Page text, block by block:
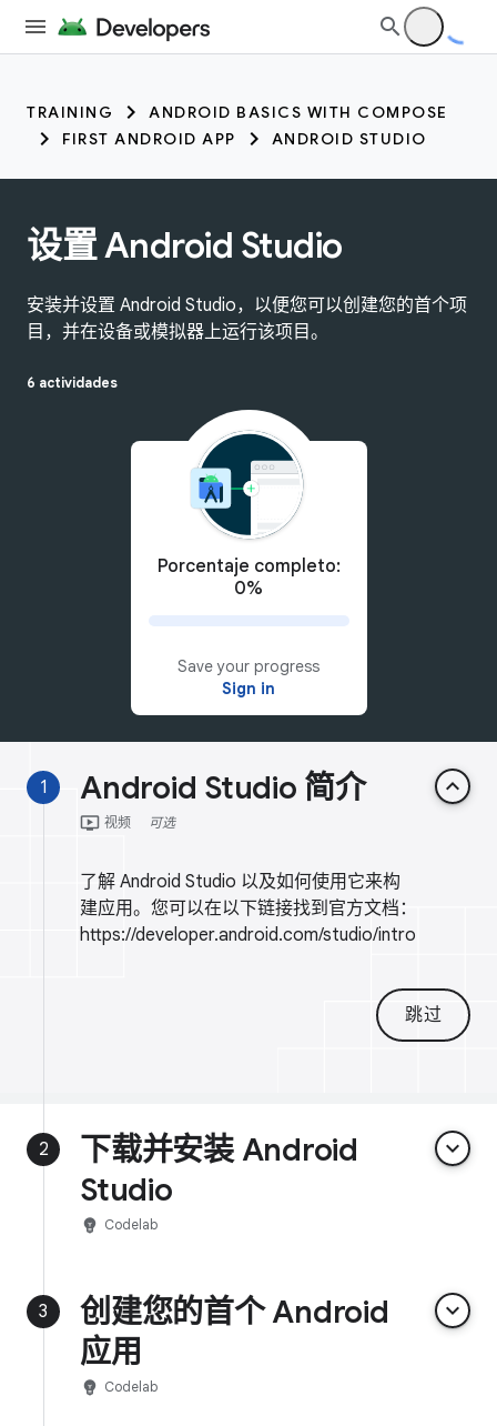
TRAINING
ANDROID BASICS WITH COMPOSE
FIRST ANDROID APP
ANDROID STUDIO
设置 Android Studio
安装并设置 Android Studio，以便您可以创建您的首个项
目，并在设备或模拟器上运行该项目。
6 actividades
Porcentaje completo:
0%
Save your progress
Sign in
1 Android Studio 简介 keyboard_arrow_up
ondemand_video 视频 可选
了解 Android Studio 以及如何使用它来构
建应用。您可以在以下链接找到官方文档：
https://developer.android.com/studio/intro
跳过
2
下载并安装 Android
Studio
keyboard_arrow_down
emoji_objects Codelab
3
创建您的首个 Android
应用
keyboard_arrow_down
emoji_objects Codelab